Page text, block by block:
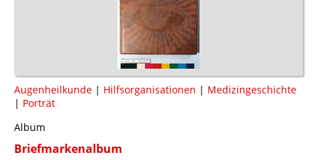
Augenheilkunde | Hilfsorganisationen | Medizingeschichte
| Porträt
Album
Briefmarkenalbum